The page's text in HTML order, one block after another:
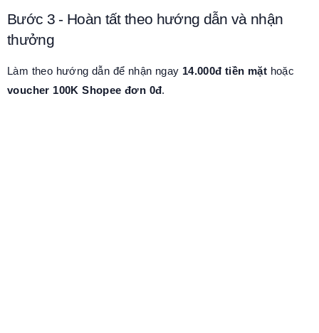
Bước 3 - Hoàn tất theo hướng dẫn và nhận
thưởng
Làm theo hướng dẫn để nhận ngay 14.000đ tiền mặt hoặc
voucher 100K Shopee đơn 0đ.